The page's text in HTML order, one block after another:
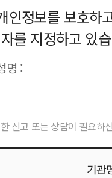
인정보를 보호하
를 지정하고 있
명 :
신고 또는 상담이 필요하
기관